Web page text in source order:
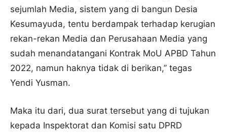
sejumlah Media, sistem yang di bangun Desia
Kesumayuda, tentu berdampak terhadap kerugian
rekan-rekan Media dan Perusahaan Media yang
sudah menandatangani Kontrak MoU APBD Tahun
2022, namun haknya tidak di berikan,” tegas
Yendi Yusman.
Maka itu dari, dua surat tersebut yang di tujukan
kepada Inspektorat dan Komisi satu DPRD